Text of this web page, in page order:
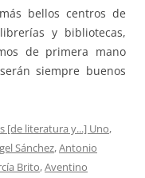
bellos centros de
y bibliotecas,
de primera mano
siempre buenos
[de literatura y...] Uno,
Sánchez,Antonio
Brito,Aventino